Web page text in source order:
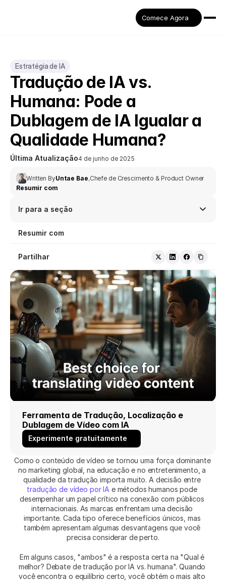
Comece Agora
Estratégia de IA
Tradução de IA vs.
Humana: Pode a
Dublagem de IA Igualar a
Qualidade Humana?
Última Atualização4 de junho de 2025
Written ByUntae Bae,Chefe de Crescimento & Product Owner
Resumir com
Ir para a seção
Resumir com
Partilhar
Ferramenta de Tradução, Localização e
Dublagem de Vídeo com IA
Experimente gratuitamente
Como o conteúdo de vídeo se tornou uma força dominante
no marketing global, na educação e no entretenimento, a
qualidade da tradução importa muito. A decisão entre
tradução de vídeo por IA e métodos humanos pode
desempenhar um papel crítico na conexão com públicos
internacionais. As marcas enfrentam uma decisão
importante. Cada tipo oferece benefícios únicos, mas
também apresentam algumas desvantagens que você
precisa considerar de perto.
Em alguns casos, "ambos" é a resposta certa na "Qual é
melhor? Debate de tradução por IA vs. humana". Quando
você encontra o equilíbrio certo, você obtém o mais alto